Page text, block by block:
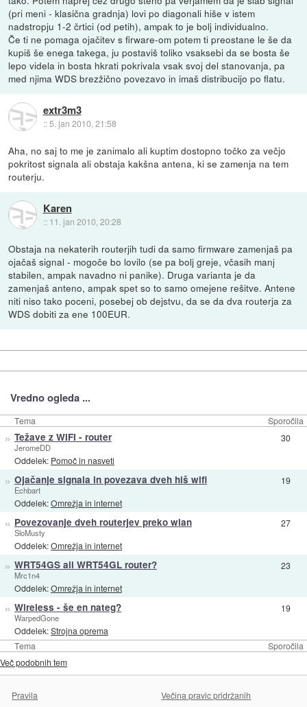
(pri meni - klasična gradnja) lovi po diagonali hiše v istem
nadstropju 1-2 črtici (od petih), ampak to je bolj individualno.
Če ti ne pomaga ojačitev s firware-om potem ti preostane le še da
kupiš še enega takega, ju postaviš toliko vsaksebi da se bosta še
lepo videla in bosta hkrati pokrivala vsak svoj del stanovanja, pa
med njima WDS brezžično povezavo in imaš distribucijo po flatu.
extr3m3
::5. jan 2010, 21:58
Aha, no saj to me je zanimalo ali kuptim dostopno točko za večjo
pokritost signala ali obstaja kakšna antena, ki se zamenja na tem
routerju.
Karen
:: 11. jan 2010, 20:28
Obstaja na nekaterih routerjih tudi da samo firmware zamenjaš pa
ojačaš signal - mogoče bo lovilo (se pa bolj greje, včasih manj
stabilen, ampak navadno ni panike). Druga varianta je da
zamenjaš anteno, ampak spet so to samo omejene rešitve. Antene
niti niso tako poceni, posebej ob dejstvu, da se da dva routerja za
WDS dobiti za ene 100EUR.
Vredno ogleda ...
Tema Sporočila
Tema Sporočila
» Težave z WIFI - router
JeromeDD
Oddelek: Pomoč in nasveti
30
» Ojačanje signala in povezava dveh hiš wifi
Echbart
Oddelek:Omrežja in internet
19
» Povezovanje dveh routerjev preko wlan
SloMusty
Oddelek:Omrežja in internet
27
» WRT54GS ali WRT54GL router?
Mrc1n4
Oddelek:Omrežja in internet
23
» Wireless - še en nateg?
WarpedGone
Oddelek:Strojna oprema
19
Več podobnih tem
Pravila Večina pravic pridržanih